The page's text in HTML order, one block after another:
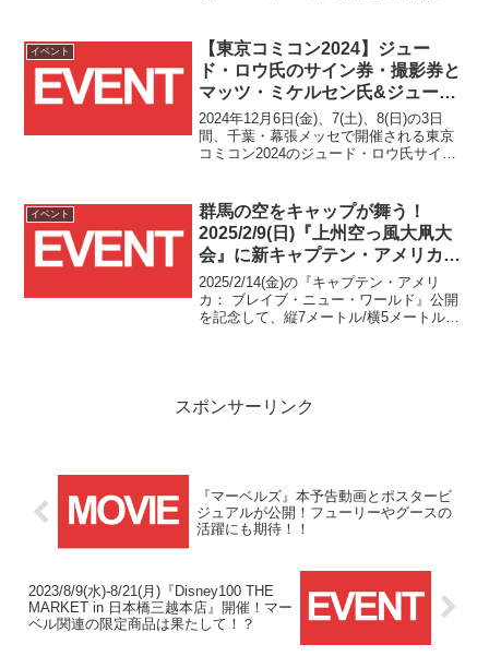
様子を簡単に紹介したいと思います！！
イベント
【東京コミコン2024】ジュー
ド・ロウ氏のサイン券・撮影券と
マッツ・ミケルセン氏&ジュー
ド・ロウ氏のW撮影券が
10/31(木)12時より発売！！
2024年12月6日(金)、7(土)、8(日)の3日
間、千葉・幕張メッセで開催される東京
コミコン2024のジュード・ロウ氏サイン
販売が10/31(木)12時からスタートしま
す！！
イベント
群馬の空をキャップが舞う！
2025/2/9(日)『上州空っ風大凧大
会』に新キャプテン・アメリカ大
凧が登場！！
2025/2/14(金)の『キャプテン・アメリ
カ： ブレイブ・ニュー・ワールド』公開
を記念して、縦7メートル/横5メートル、
スポンサーリンク
『マーベルズ』本予告動画とポスタービ
ジュアルが公開！フューリーやグースの
活躍にも期待！！
2023/8/9(水)-8/21(月)『Disney100 THE
MARKET in 日本橋三越本店』開催！マー
ベル関連の限定商品は果たして！？